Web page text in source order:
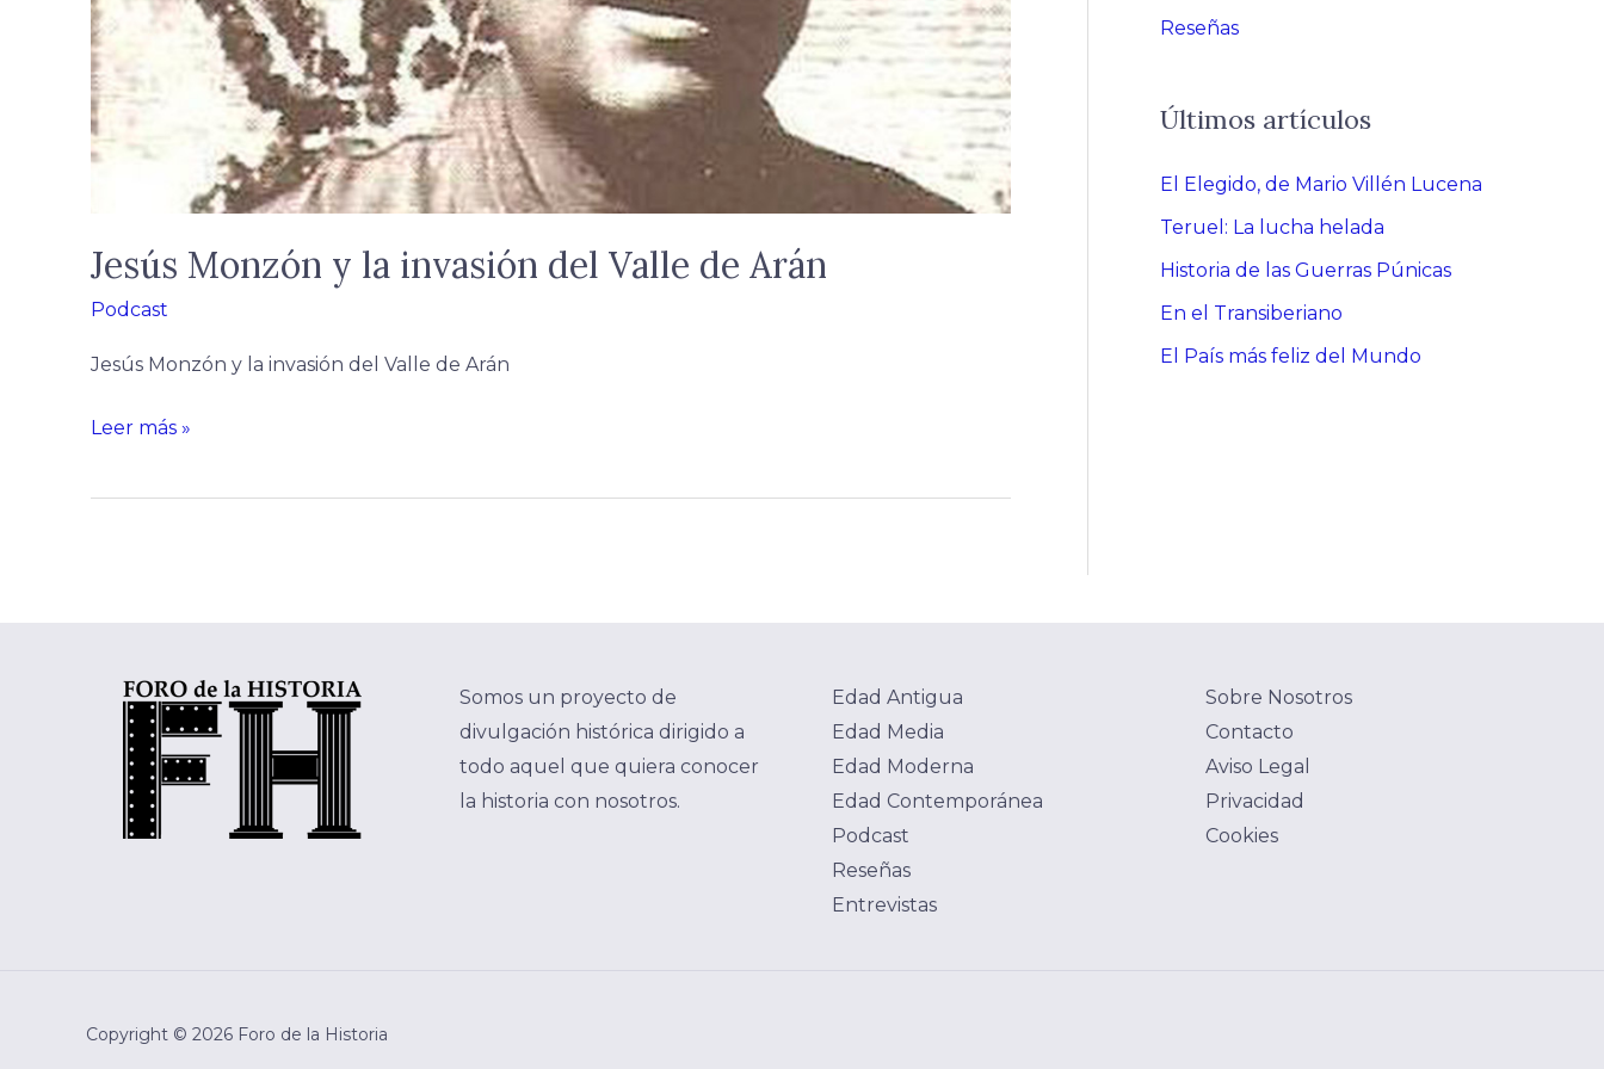
Jesús Monzón y la invasión del Valle de Arán
Podcast
Jesús Monzón y la invasión del Valle de Arán
Leer más »
Reseñas
Últimos artículos
El Elegido, de Mario Villén Lucena
Teruel: La lucha helada
Historia de las Guerras Púnicas
En el Transiberiano
El País más feliz del Mundo
Somos un proyecto de
divulgación histórica dirigido a
todo aquel que quiera conocer
la historia con nosotros.
Edad Antigua
Edad Media
Edad Moderna
Edad Contemporánea
Podcast
Reseñas
Entrevistas
Sobre Nosotros
Contacto
Aviso Legal
Privacidad
Cookies
Copyright © 2026 Foro de la Historia